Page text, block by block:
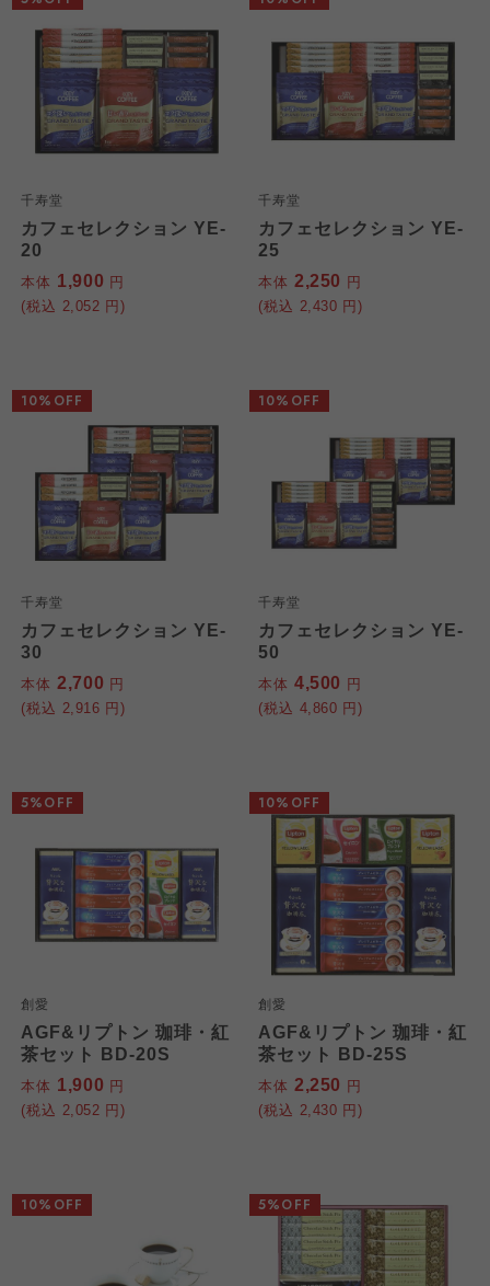
千寿堂
カフェセレクション YE-
20
本体 1,900 円
(税込 2,052 円)
千寿堂
カフェセレクション YE-
25
本体 2,250 円
(税込 2,430 円)
千寿堂
カフェセレクション YE-
30
本体 2,700 円
(税込 2,916 円)
10%OFF
千寿堂
カフェセレクション YE-
50
本体 4,500 円
(税込 4,860 円)
10%OFF
創愛
AGF&リプトン 珈琲・紅
茶セット BD-20S
本体 1,900 円
(税込 2,052 円)
5%OFF
創愛
AGF&リプトン 珈琲・紅
茶セット BD-25S
本体 2,250 円
(税込 2,430 円)
10%OFF
10%OFF 5%OFF